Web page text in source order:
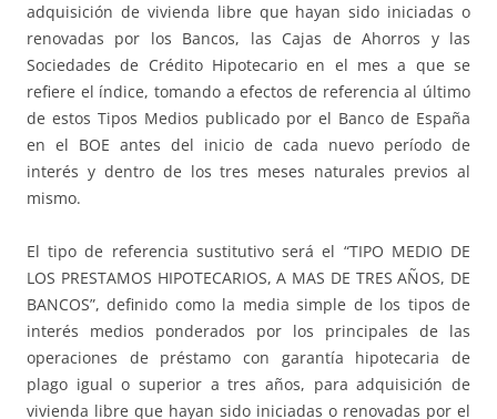
adquisición de vivienda libre que hayan sido iniciadas o
renovadas por los Bancos, las Cajas de Ahorros y las
Sociedades de Crédito Hipotecario en el mes a que se
refiere el índice, tomando a efectos de referencia al último
de estos Tipos Medios publicado por el Banco de España
en el BOE antes del inicio de cada nuevo período de
interés y dentro de los tres meses naturales previos al
mismo.
El tipo de referencia sustitutivo será el “TIPO MEDIO DE
LOS PRESTAMOS HIPOTECARIOS, A MAS DE TRES AÑOS, DE
BANCOS”, definido como la media simple de los tipos de
interés medios ponderados por los principales de las
operaciones de préstamo con garantía hipotecaria de
plago igual o superior a tres años, para adquisición de
vivienda libre que hayan sido iniciadas o renovadas por el